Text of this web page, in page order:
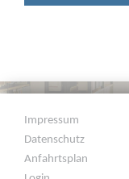
Impressum
Datenschutz
Anfahrtsplan